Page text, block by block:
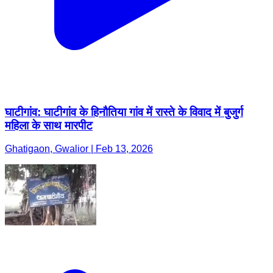
घाटीगांव: घाटीगांव के हिनौतिया गांव में रास्ते के विवाद में बुजुर्ग
महिला के साथ मारपीट
Ghatigaon, Gwalior | Feb 13, 2026